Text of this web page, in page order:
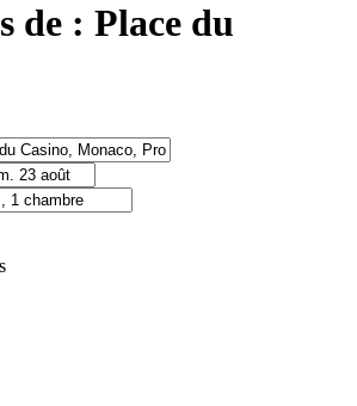
de : Place du